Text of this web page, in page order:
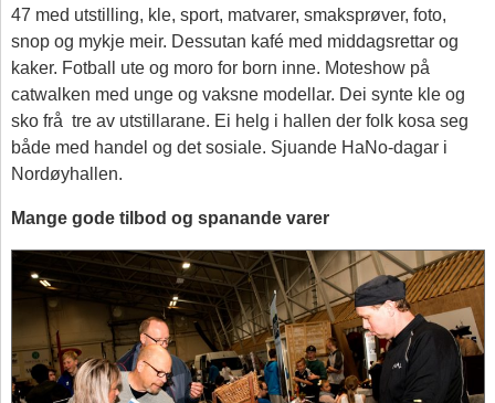
47 med utstilling, kle, sport, matvarer, smaksprøver, foto,
snop og mykje meir. Dessutan kafé med middagsrettar og
kaker. Fotball ute og moro for born inne. Moteshow på
catwalken med unge og vaksne modellar. Dei synte kle og
sko frå tre av utstillarane. Ei helg i hallen der folk kosa seg
både med handel og det sosiale. Sjuande HaNo-dagar i
Nordøyhallen.
Mange gode tilbod og spanande varer